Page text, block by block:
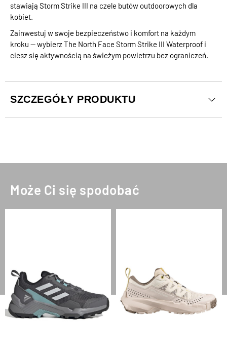
stawiają Storm Strike III na czele butów outdoorowych dla
kobiet.
Zainwestuj w swoje bezpieczeństwo i komfort na każdym
kroku — wybierz The North Face Storm Strike III Waterproof i
ciesz się aktywnością na świeżym powietrzu bez ograniczeń.
SZCZEGÓŁY PRODUKTU
Może Ci się spodobać